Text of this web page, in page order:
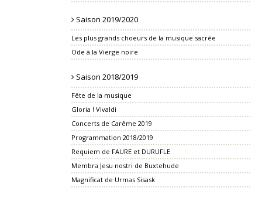
Saison 2019/2020
Les plus grands choeurs de la musique sacrée
Ode à la Vierge noire
Saison 2018/2019
Fête de la musique
Gloria ! Vivaldi
Concerts de Carême 2019
Programmation 2018/2019
Requiem de FAURE et DURUFLE
Membra Jesu nostri de Buxtehude
Magnificat de Urmas Sisask